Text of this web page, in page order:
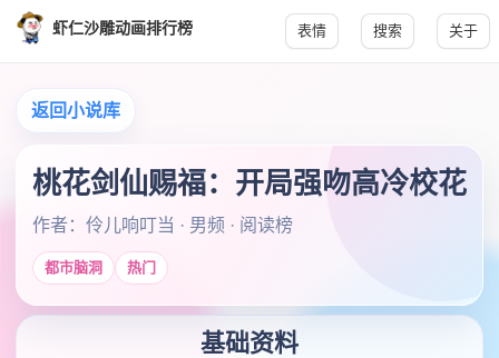
虾仁沙雕动画排行榜 表情 搜索 关于
返回小说库
桃花剑仙赐福：开局强吻高冷校花
作者：伶儿响叮当 · 男频 · 阅读榜
都市脑洞 热门
基础资料